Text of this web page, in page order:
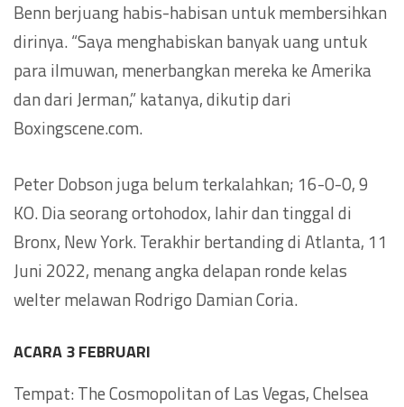
Benn berjuang habis-habisan untuk membersihkan
dirinya. “Saya menghabiskan banyak uang untuk
para ilmuwan, menerbangkan mereka ke Amerika
dan dari Jerman,” katanya, dikutip dari
Boxingscene.com.
Peter Dobson juga belum terkalahkan; 16-0-0, 9
KO. Dia seorang ortohodox, lahir dan tinggal di
Bronx, New York. Terakhir bertanding di Atlanta, 11
Juni 2022, menang angka delapan ronde kelas
welter melawan Rodrigo Damian Coria.
ACARA 3 FEBRUARI
Tempat: The Cosmopolitan of Las Vegas, Chelsea